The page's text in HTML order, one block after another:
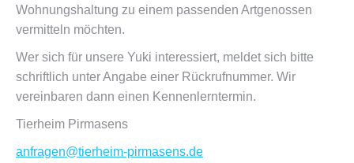
Wohnungshaltung zu einem passenden Artgenossen
vermitteln möchten.
Wer sich für unsere Yuki interessiert, meldet sich bitte
schriftlich unter Angabe einer Rückrufnummer. Wir
vereinbaren dann einen Kennenlerntermin.
Tierheim Pirmasens
anfragen@tierheim-pirmasens.de